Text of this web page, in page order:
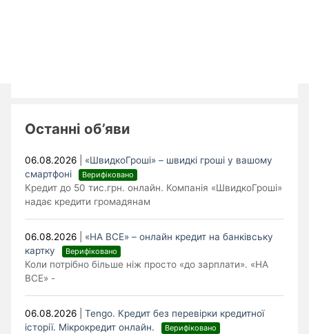
Останні об’яви
06.08.2026
«ШвидкоГроші» – швидкі гроші у вашому
смартфоні
Верифіковано
Кредит до 50 тис.грн. онлайн. Компанія «ШвидкоГроші»
надає кредити громадянам
06.08.2026
«НА ВСЕ» – онлайн кредит на банківську
картку
Верифіковано
Коли потрібно більше ніж просто «до зарплати». «НА
ВСЕ» -
06.08.2026 |Tengo. Кредит без перевірки кредитної
історії. Мікрокредит онлайн.
Верифіковано